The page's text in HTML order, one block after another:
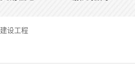
建设工程